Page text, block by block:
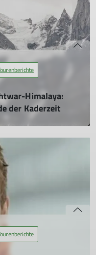
Himalaya:
der Kaderzeit
– lockte
NRW auf eine